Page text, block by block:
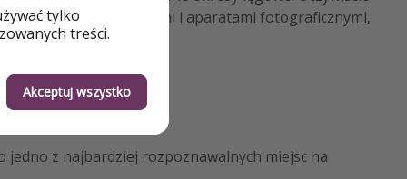
i wyłącznie oczami i aparatami fotograficznymi,
z najbardziej rozpoznawalnych miejsc na
tylko
treści.
Akceptuj wszystko